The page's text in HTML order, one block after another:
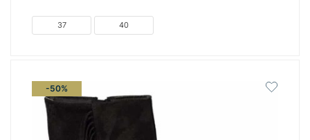
37 40
-50%